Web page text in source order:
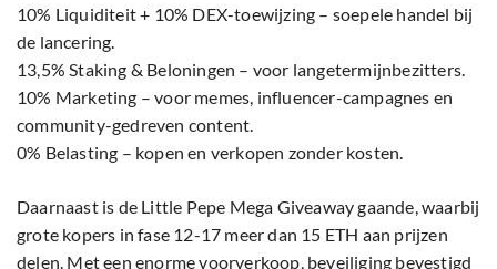
10% Liquiditeit + 10% DEX-toewijzing – soepele handel bij
de lancering.
13,5% Staking & Beloningen – voor langetermijnbezitters.
10% Marketing – voor memes, influencer-campagnes en
community-gedreven content.
0% Belasting – kopen en verkopen zonder kosten.
Daarnaast is de Little Pepe Mega Giveaway gaande, waarbij
grote kopers in fase 12-17 meer dan 15 ETH aan prijzen
delen. Met een enorme voorverkoop, beveiliging bevestigd